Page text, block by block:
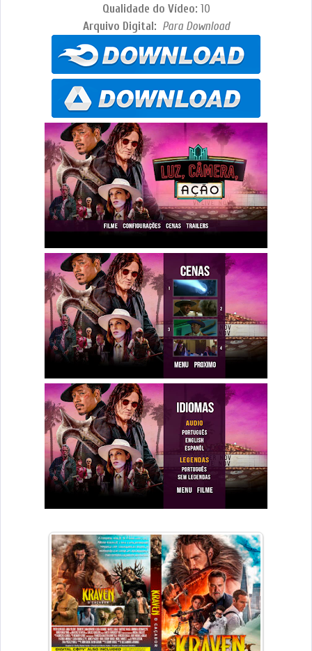
Qualidade do Vídeo: 10
Arquivo Digital: Para Download